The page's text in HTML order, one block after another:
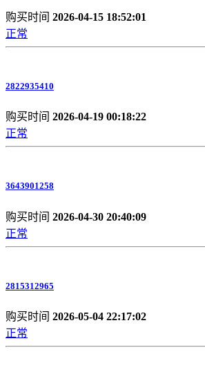
购买时间 2026-04-15 18:52:01
正常
2822935410
购买时间 2026-04-19 00:18:22
正常
3643901258
购买时间 2026-04-30 20:40:09
正常
2815312965
购买时间 2026-05-04 22:17:02
正常